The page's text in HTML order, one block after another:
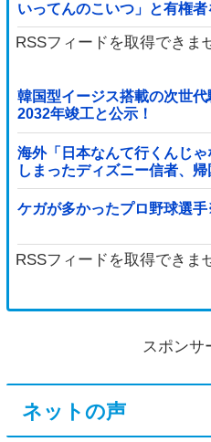
いってんのこいつ」と有権
屈を……
RSSフィードを取得できま
韓国型イージス搭載の次世
2032年竣工と公示！
海外「日本なんて行くんじ
しまったディズニー信者、
態に
ケガが多かったプロ野球選
RSSフィードを取得できま
スポンサ
ネットの声